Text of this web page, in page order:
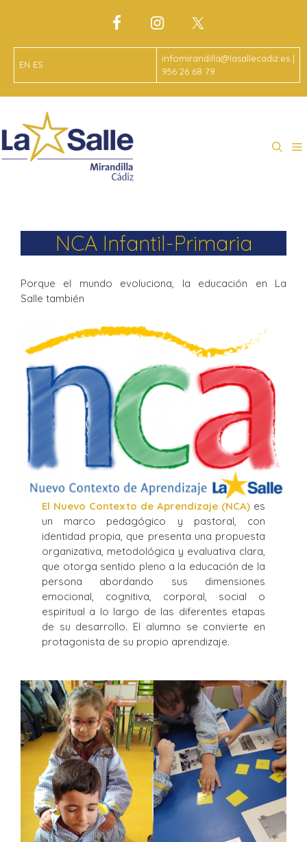
EN ES
infomirandilla@lasallecadiz.es |
956 26 68 79
NCA Infantil-Primaria
Porque el mundo evoluciona, la educación en La
Salle también
El Nuevo Contexto de Aprendizaje (NCA)es
un marco pedagógico y pastoral, con
identidad propia, que presenta una propuesta
organizativa, metodológica y evaluativa clara,
que otorga sentido pleno a la educación de la
persona abordando sus dimensiones
emocional, cognitiva, corporal, social o
espiritual a lo largo de las diferentes etapas
de su desarrollo. El alumno se convierte en
protagonista de su propio aprendizaje.